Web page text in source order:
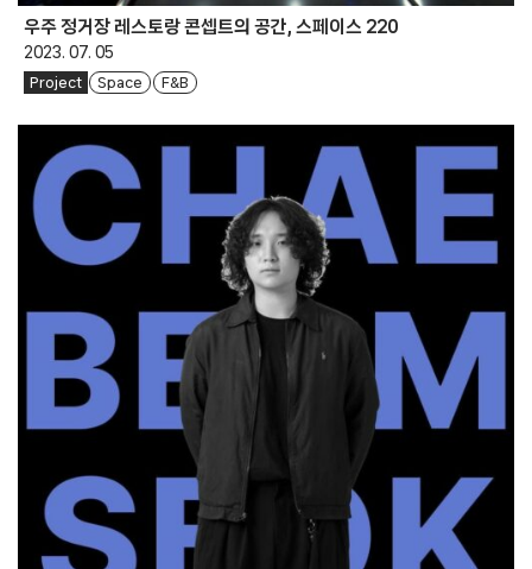
우주 정거장 레스토랑 콘셉트의 공간, 스페이스 220
2023. 07. 05
Project Space F&B